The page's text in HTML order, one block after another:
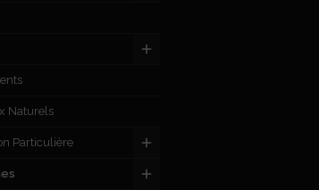
Naturels
Particulière